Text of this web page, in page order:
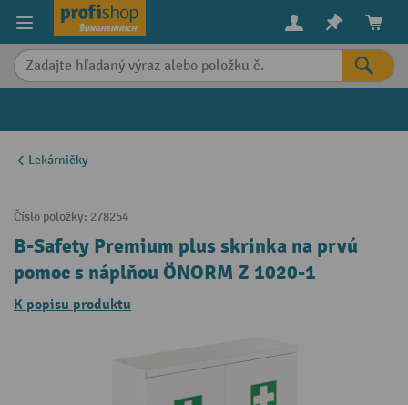
content
Lekárničky
Číslo položky: 278254
B-Safety Premium plus skrinka na prvú
pomoc s náplňou ÖNORM Z 1020-1
K popisu produktu